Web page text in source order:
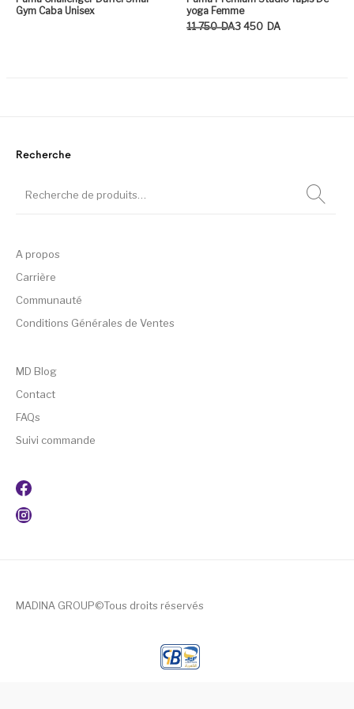
Gym Caba Unisex
yoga Femme
11 750 DA
Le prix initial était : 11 750DA.
3 450 DA
Le prix actuel est : 3 450DA.
Recherche
A propos
Carrière
Communauté
Conditions Générales de Ventes
MD Blog
Contact
FAQs
Suivi commande
MADINA GROUP©Tous droits réservés